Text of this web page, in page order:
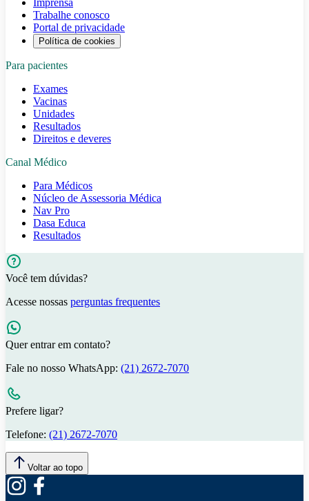
Imprensa
Trabalhe conosco
Portal de privacidade
Política de cookies
Para pacientes
Exames
Vacinas
Unidades
Resultados
Direitos e deveres
Canal Médico
Para Médicos
Núcleo de Assessoria Médica
Nav Pro
Dasa Educa
Resultados
Você tem dúvidas?
Acesse nossas perguntas frequentes
Quer entrar em contato?
Fale no nosso WhatsApp: (21) 2672-7070
Prefere ligar?
Telefone: (21) 2672-7070
Voltar ao topo